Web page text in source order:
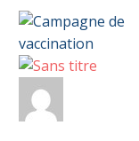
Campagne
de